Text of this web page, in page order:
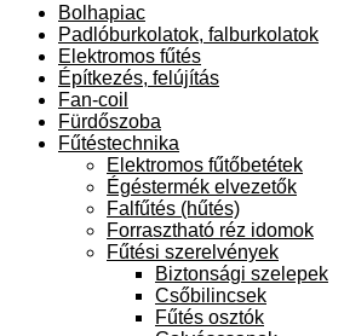
Bolhapiac
Padlóburkolatok, falburkolatok
Elektromos fűtés
Építkezés, felújítás
Fan-coil
Fürdőszoba
Fűtéstechnika
Elektromos fűtőbetétek
Égéstermék elvezetők
Falfűtés (hűtés)
Forrasztható réz idomok
Fűtési szerelvények
Biztonsági szelepek
Csőbilincsek
Fűtés osztók